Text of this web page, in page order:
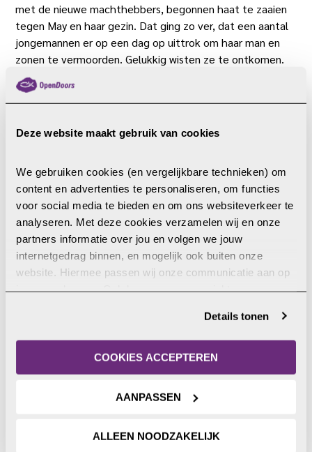
Deze website maakt gebruik van cookies
We gebruiken cookies (en vergelijkbare technieken) om
content en advertenties te personaliseren, om functies
voor social media te bieden en om ons websiteverkeer te
analyseren. Met deze cookies verzamelen wij en onze
partners informatie over jou en volgen we jouw
internetgedrag binnen, en mogelijk ook buiten onze
website. Hiermee passen wij onze communicatie aan op
jouw voorkeuren. Ook kunnen we zo gerichte
internetgedrag. Je kunt je toestemming ook altijd wijzigen
of intrekken. Meer uitleg vind je in onze
privacyverklaring.
Details tonen
COOKIES ACCEPTEREN
AANPASSEN
ALLEEN NOODZAKELIJK
met de nieuwe machthebbers, begonnen haat te zaaien
tegen May en haar gezin. Dat ging zo ver, dat een aantal
jongemannen er op een dag op uittrok om haar man en
zonen te vermoorden. Gelukkig wisten ze te ontkomen.
Maar in plaats van Myint werden twee andere dorpelingen
vermoord, die interesse hadden getoond in het christelijk
Op de vlucht
May en haar gezin zagen geen andere keuze dan hun dorp
te ontvluchten. Ze verloren daarbij alles wat ze hadden,
want hun huis werd leeggeroofd en platgebrand door de
mensen die hen vijandig gezind waren. Toen Open Doors-
partners over hun situatie hoorden, bemoedigden ze het
gezin en gaven noodhulp. “Sinds we op de vlucht zijn,
heeft niemand de moeite genomen om naar ons welzijn
te vragen”, deelt May. “We zijn jullie zo dankbaar dat
jullie naar ons verhaal hebben geluisterd en ons hebben
May deelt haar zorgen over wat de staatsgreep en de
huidige burgeroorlog betekenen voor christenen in
Myanmar. “We hebben veel mensen tot Christus zien
huis en haard verdreven. We zijn de verbinding met hen